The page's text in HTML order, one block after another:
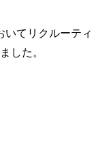
いてリクルーティ
した。